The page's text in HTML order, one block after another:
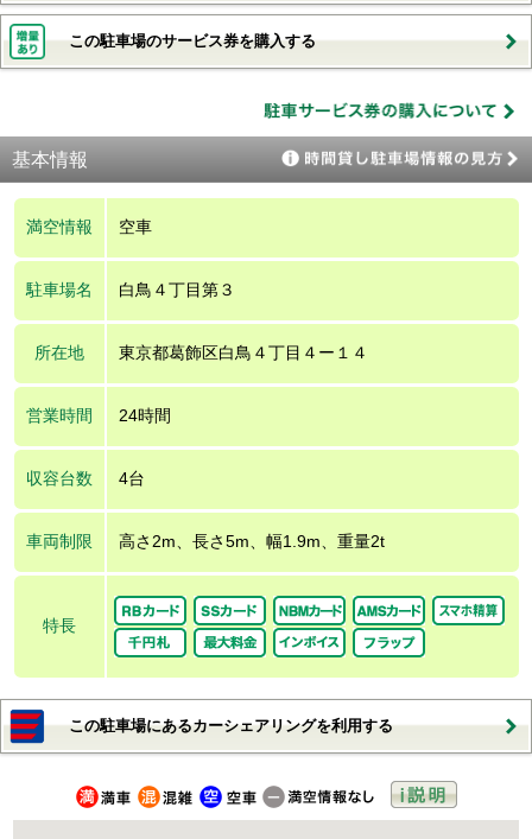
この駐車場のサービス券を購入する
基本情報
満空情報 空車
駐車場名 白鳥４丁目第３
所在地 東京都葛飾区白鳥４丁目４ー１４
営業時間 24時間
収容台数 4台
車両制限 高さ2m、長さ5m、幅1.9m、重量2t
特長
この駐車場にあるカーシェアリングを利用する